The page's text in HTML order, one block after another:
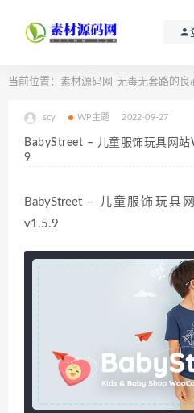
当前位置： 素材源码网-无毒无套路的良
scy WP主题 2022-09-27
BabyStreet – 儿童服饰玩具网
9
BabyStreet – 儿童服饰玩具
v1.5.9